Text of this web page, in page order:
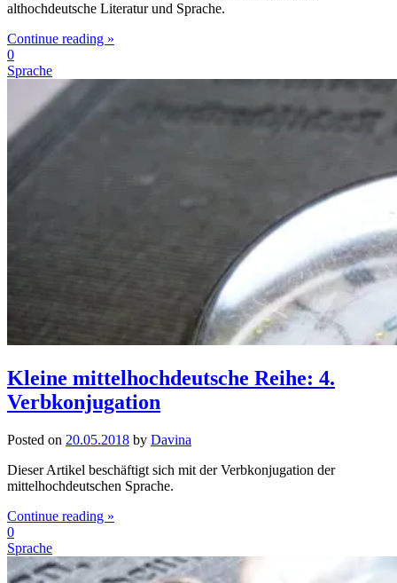
althochdeutsche Literatur und Sprache.
Continue reading »
0
Sprache
Kleine mittelhochdeutsche Reihe: 4.
Verbkonjugation
Posted on 20.05.2018 by Davina
Dieser Artikel beschäftigt sich mit der Verbkonjugation der
mittelhochdeutschen Sprache.
Continue reading »
0
Sprache